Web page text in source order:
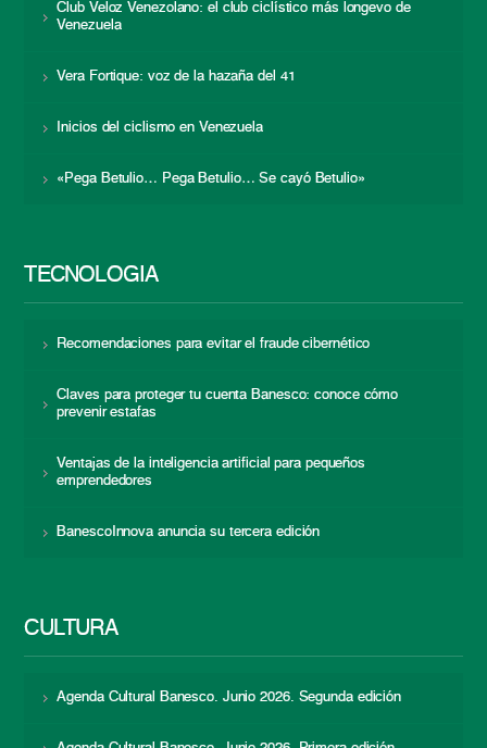
Club Veloz Venezolano: el club ciclístico más longevo de
Venezuela
Vera Fortique: voz de la hazaña del 41
Inicios del ciclismo en Venezuela
«Pega Betulio… Pega Betulio… Se cayó Betulio»
TECNOLOGÍA
Recomendaciones para evitar el fraude cibernético
Claves para proteger tu cuenta Banesco: conoce cómo
prevenir estafas
Ventajas de la inteligencia artificial para pequeños
emprendedores
BanescoInnova anuncia su tercera edición
CULTURA
Agenda Cultural Banesco. Junio 2026. Segunda edición